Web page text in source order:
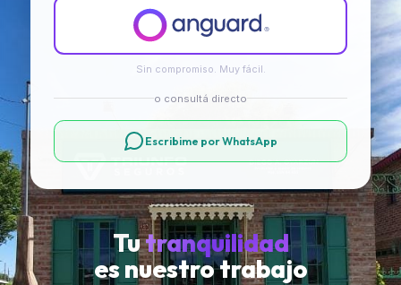
Tutranquilidad
es nuestro trabajo
Sin compromiso. Muy fácil.
o consultá directo
Escribime por WhatsApp